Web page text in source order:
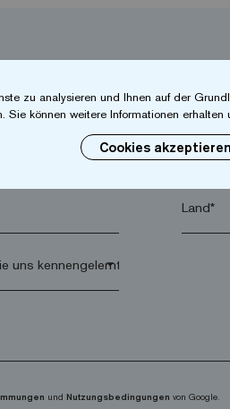
Firma*
arrow_drop_down
und Nutzungsbedingungen von Google.
zu analysieren und Ihnen auf der
können weitere Informationen erhalten
Cookies akzeptieren